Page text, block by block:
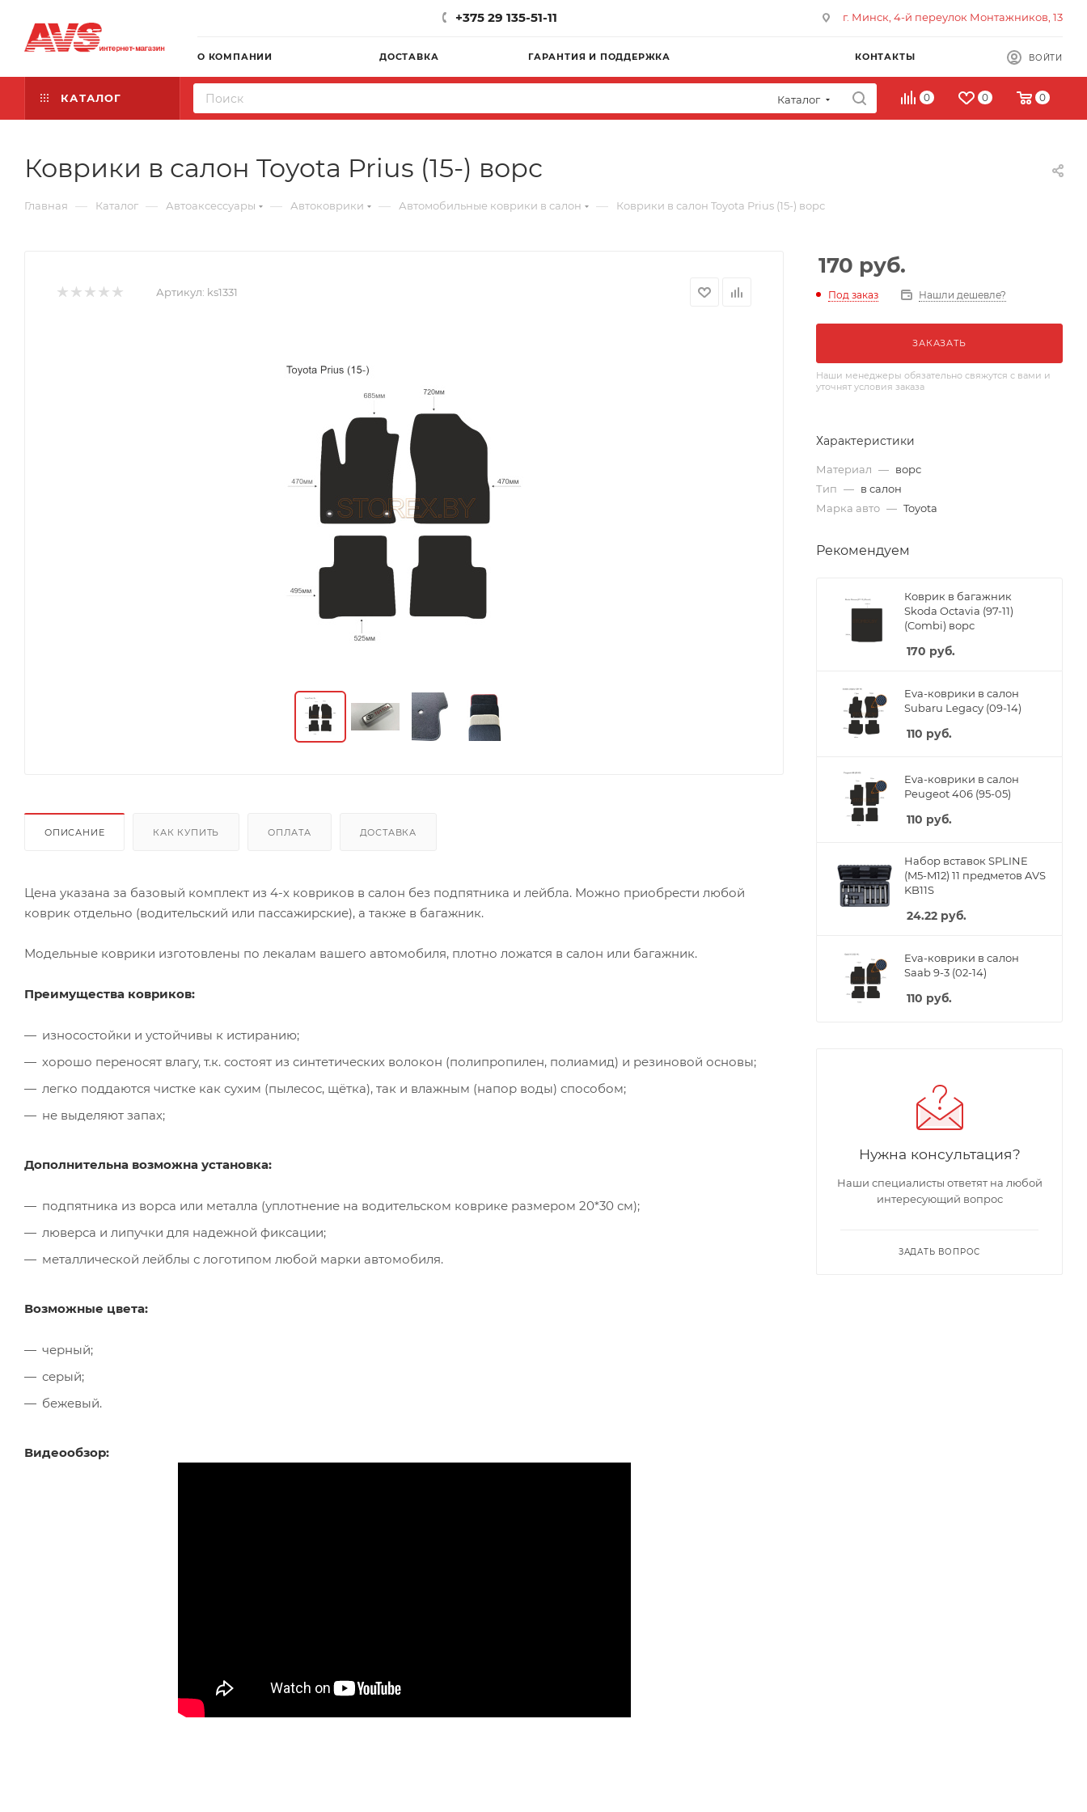
+375 29 135-51-11 г. Минск, 4-й переулок Монтажников, 13
О КОМПАНИИ ДОСТАВКА ГАРАНТИЯ И ПОДДЕРЖКА КОНТАКТЫ ВОЙТИ
КАТАЛОГ Каталог 0 0 0
Коврики в салон Toyota Prius (15-) ворс
Главная — Каталог — Автоаксессуары — Автоковрики — Автомобильные коврики в салон — Коврики в салон Toyota Prius (15-) ворс
Артикул: ks1331
ОПИСАНИЕ КАК КУПИТЬ ОПЛАТА ДОСТАВКА
Цена указана за базовый комплект из 4-х ковриков в салон без подпятника и лейбла. Можно приобрести любой
коврик отдельно (водительский или пассажирские), а также в багажник.
Модельные коврики изготовлены по лекалам вашего автомобиля, плотно ложатся в салон или багажник.
Преимущества ковриков:
износостойки и устойчивы к истиранию;
хорошо переносят влагу, т.к. состоят из синтетических волокон (полипропилен, полиамид) и резиновой основы;
легко поддаются чистке как сухим (пылесос, щётка), так и влажным (напор воды) способом;
не выделяют запах;
Дополнительна возможна установка:
подпятника из ворса или металла (уплотнение на водительском коврике размером 20*30 см);
люверса и липучки для надежной фиксации;
металлической лейблы с логотипом любой марки автомобиля.
Возможные цвета:
черный;
серый;
бежевый.
Видеообзор:
170 руб.
Под заказ Нашли дешевле?
ЗАКАЗАТЬ
Наши менеджеры обязательно свяжутся с вами и
уточнят условия заказа
Характеристики
Материал — ворс
Тип — в салон
Марка авто — Toyota
Рекомендуем
Коврик в багажник
Skoda Octavia (97-11)
(Combi) ворс
170 руб.
Eva-коврики в салон
Subaru Legacy (09-14)
110 руб.
Eva-коврики в салон
Peugeot 406 (95-05)
110 руб.
Набор вставок SPLINE
(M5-M12) 11 предметов AVS
KB11S
24.22 руб.
Eva-коврики в салон
Saab 9-3 (02-14)
110 руб.
Нужна консультация?
Наши специалисты ответят на любой
интересующий вопрос
ЗАДАТЬ ВОПРОС